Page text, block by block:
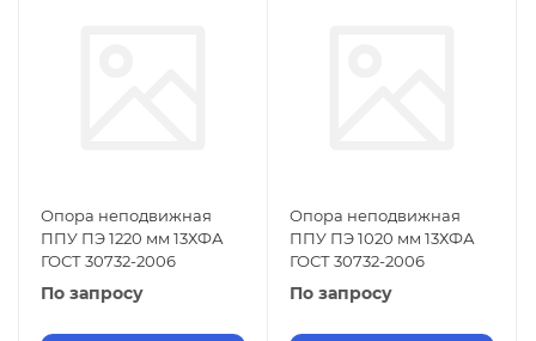
Опора неподвижная
ППУ ПЭ 1220 мм 13ХФА
ГОСТ 30732-2006
По запросу
Опора неподвижная
ППУ ПЭ 1020 мм 13ХФА
ГОСТ 30732-2006
По запросу